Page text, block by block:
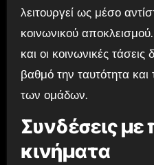
λειτουργεί ως μέσο
κοινωνικού
και οι κοινωνικές
βαθμό την ταυτότητα
των ομάδων.
Συνδέσεις με
κινήματα